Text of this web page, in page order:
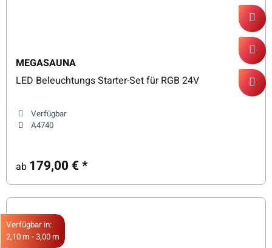
MEGASAUNA
LED Beleuchtungs Starter-Set für RGB 24V
Verfügbar
A4740
ab 179,00 €*
Verfügbar in:
2,10 m - 3,00 m